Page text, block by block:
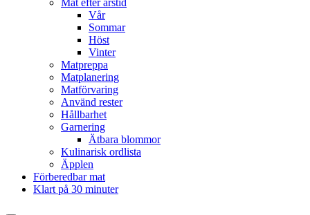
Mat efter årstid
Vår
Sommar
Höst
Vinter
Matpreppa
Matplanering
Matförvaring
Använd rester
Hållbarhet
Garnering
Ätbara blommor
Kulinarisk ordlista
Äpplen
Förberedbar mat
Klart på 30 minuter